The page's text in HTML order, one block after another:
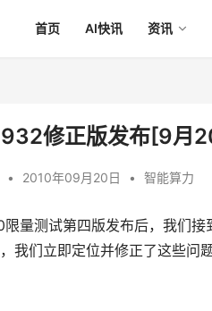
首页 AI快讯 资讯
修正版发布[9月
• 2010年09月20日 • 智能算力
限量测试第四版发布后，我们
我们立即定位并修正了这些问